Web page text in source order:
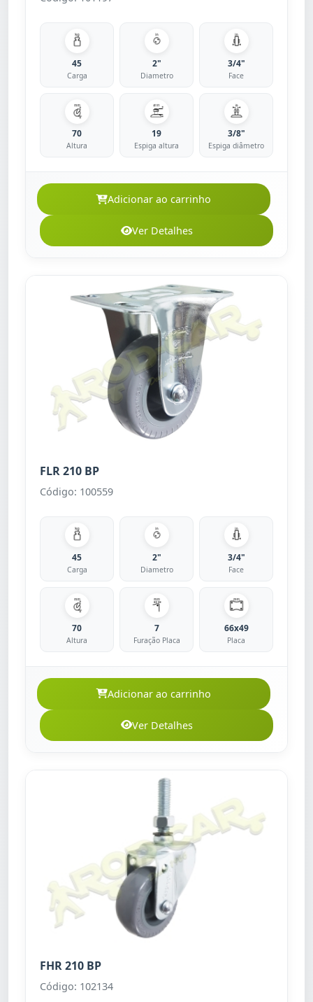
45
Carga
2"
Diametro
3/4"
Face
70
Altura
19
Espiga altura
3/8"
Espiga diâmetro
Adicionar ao carrinho
Ver Detalhes
FLR 210 BP
Código: 100559
45
Carga
2"
Diametro
3/4"
Face
70
Altura
7
Furação Placa
66x49
Placa
Adicionar ao carrinho
Ver Detalhes
FHR 210 BP
Código: 102134